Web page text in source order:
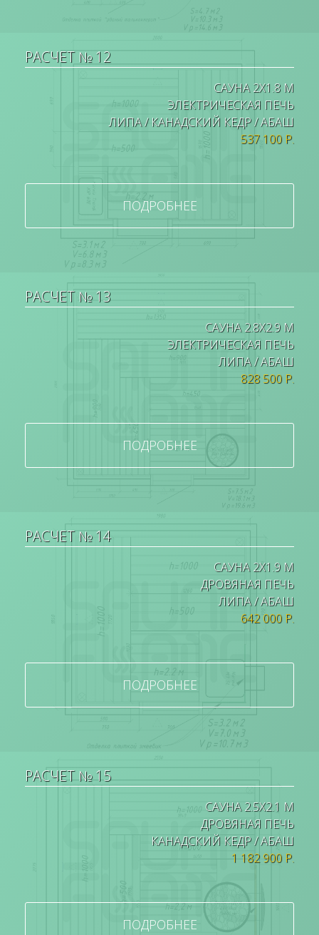
РАСЧЕТ № 12
САУНА 2Х1.8 М
ЭЛЕКТРИЧЕСКАЯ ПЕЧЬ
ЛИПА / КАНАДСКИЙ КЕДР / АБАШ
537 100 Р.
ПОДРОБНЕЕ
РАСЧЕТ № 13
САУНА 2.8Х2.9 М
ЭЛЕКТРИЧЕСКАЯ ПЕЧЬ
ЛИПА / АБАШ
828 500 Р.
ПОДРОБНЕЕ
РАСЧЕТ № 14
САУНА 2Х1.9 М
ДРОВЯНАЯ ПЕЧЬ
ЛИПА / АБАШ
642 000 Р.
ПОДРОБНЕЕ
РАСЧЕТ № 15
САУНА 2.5Х2.1 М
ДРОВЯНАЯ ПЕЧЬ
КАНАДСКИЙ КЕДР / АБАШ
1 182 900 Р.
ПОДРОБНЕЕ